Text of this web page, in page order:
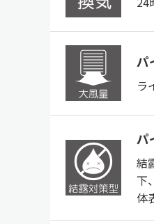
パ
ラ
パ
結
下
体